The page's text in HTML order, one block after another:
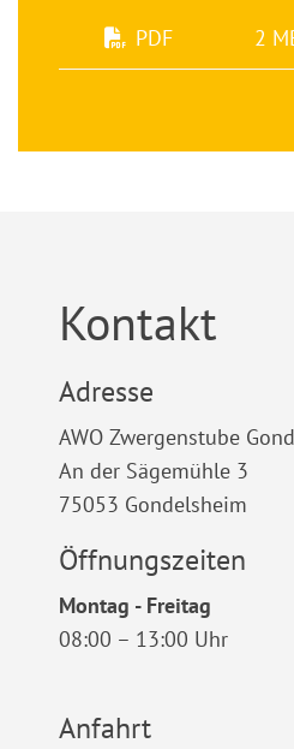
PDF 2
Kontakt
Adresse
AWO Zwergenstube
An der Sägemühle 3
75053 Gondelsheim
Öffnungszeiten
Montag - Freitag
08:00 – 13:00 Uhr
Anfahrt